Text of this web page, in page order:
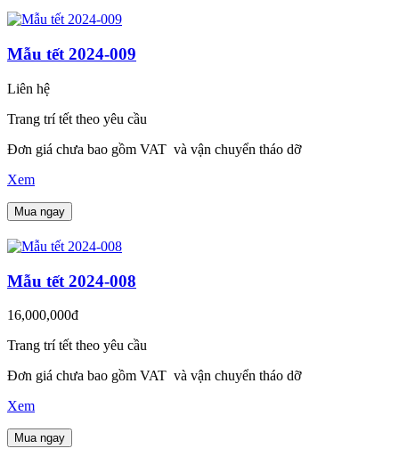
Mẫu tết 2024-009
Liên hệ
Trang trí tết theo yêu cầu
Đơn giá chưa bao gồm VAT và vận chuyển tháo dỡ
Xem
Mua ngay
Mẫu tết 2024-008
16,000,000đ
Trang trí tết theo yêu cầu
Đơn giá chưa bao gồm VAT và vận chuyển tháo dỡ
Xem
Mua ngay